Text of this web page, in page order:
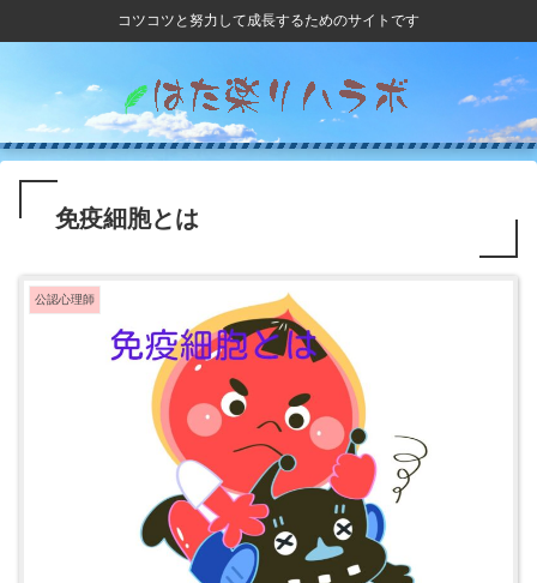
コツコツと努力して成長するためのサイトです
免疫細胞とは
公認心理師